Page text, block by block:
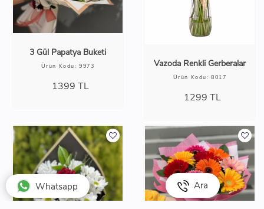
3 Gül Papatya Buketi
Ürün Kodu: 9973
1399 TL
Vazoda Renkli Gerberalar
Ürün Kodu: 8017
1299 TL
Whatsapp Ara